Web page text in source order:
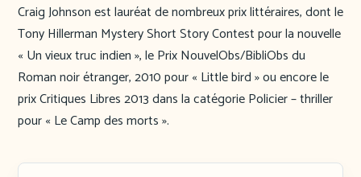
Craig Johnson est lauréat de nombreux prix littéraires, dont le
Tony Hillerman Mystery Short Story Contest pour la nouvelle
« Un vieux truc indien », le Prix NouvelObs/BibliObs du
Roman noir étranger, 2010 pour « Little bird » ou encore le
prix Critiques Libres 2013 dans la catégorie Policier – thriller
pour « Le Camp des morts ».